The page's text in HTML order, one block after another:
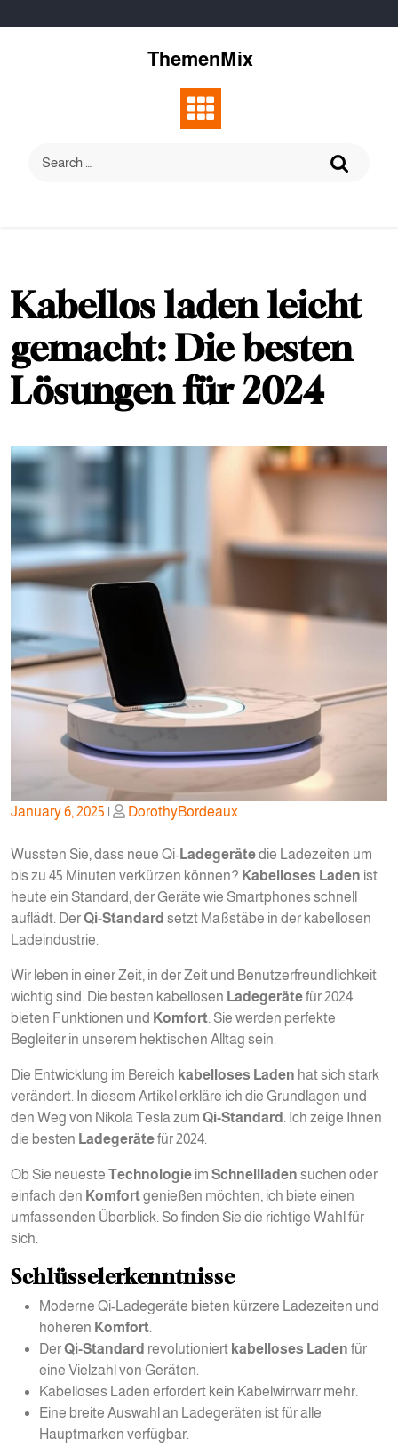
to
ThemenMix
Kabellos laden leicht
gemacht: Die besten
Lösungen für 2024
Posted
January 6, 2025 | Posted
DorothyBordeaux
Wussten Sie, dass neue Qi-Ladegerätedie Ladezeiten um
bis zu 45 Minuten verkürzen können? Kabelloses Laden ist
heute ein Standard, der Geräte wie Smartphones schnell
auflädt. DerQi-Standard setzt Maßstäbe in der kabellosen
Ladeindustrie.
Wir leben in einer Zeit, in der Zeit und Benutzerfreundlichkeit
wichtig sind. Die besten kabellosen Ladegerätefür 2024
bieten Funktionen und Komfort. Sie werden perfekte
Begleiter in unserem hektischen Alltag sein.
Die Entwicklung im Bereich kabelloses Laden hat sich stark
verändert. In diesem Artikel erkläre ich die Grundlagen und
den Weg von Nikola Tesla zum Qi-Standard . Ich zeige Ihnen
die besten Ladegerätefür 2024.
Ob Sie neueste Technologie im Schnellladen suchen oder
einfach den Komfortgenießen möchten, ich biete einen
umfassenden Überblick. So finden Sie die richtige Wahl für
sich.
Schlüsselerkenntnisse
Moderne Qi-Ladegeräte bieten kürzere Ladezeiten und
höheren Komfort.
DerQi-Standard revolutioniert kabelloses Laden für
eine Vielzahl von Geräten.
Kabelloses Laden erfordert kein Kabelwirrwarr mehr.
Eine breite Auswahl an Ladegeräten ist für alle
Hauptmarken verfügbar.